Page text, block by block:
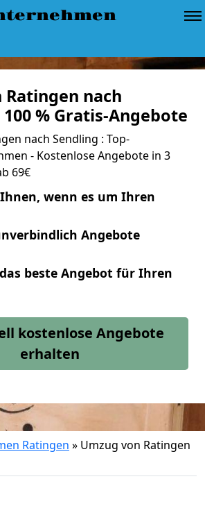
Ratingen nach
% Gratis-Angebote
nach Sendling : Top-
- Kostenlose Angebote in 3
69€
wenn es um Ihren
Angebote
beste Angebot für Ihren
kostenlose Angebote
erhalten
Ratingen » Umzug von Ratingen